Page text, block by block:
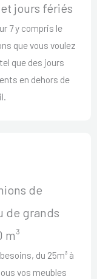
jours fériés
7 y compris le
que vous voulez
que des jours
en dehors de
de
de grands
m³
du 25m³ à
vos meubles